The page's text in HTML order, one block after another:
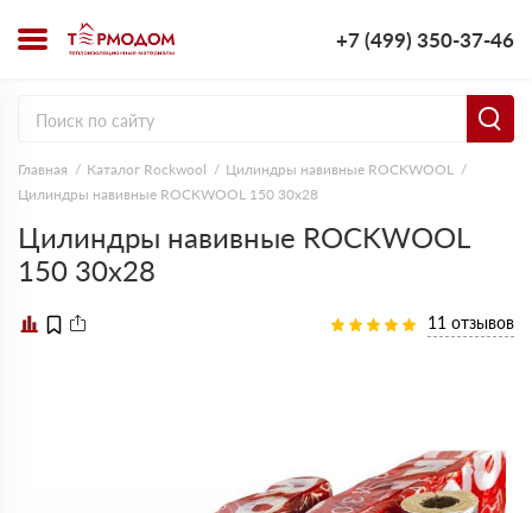
+7 (499) 350-37-46
Главная Каталог Rockwool
Цилиндры навивные ROCKWOOL
Цилиндры навивные ROCKWOOL 150 30х28
Цилиндры навивные ROCKWOOL
150 30х28
11 отзывов